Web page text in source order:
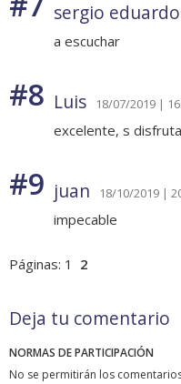
sergio eduardo
a escuchar
#8 Luis 18/07/2019 |
excelente, s
#9 juan 18/10/2019 |
impecable
Páginas: 1 2
Deja tu comentario
NORMAS DE PARTICIPACIÓN
No se permitirán los